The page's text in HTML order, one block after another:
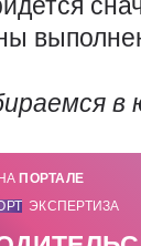
в
ПОРТАЛЕ
ЭКСПЕРТИЗА